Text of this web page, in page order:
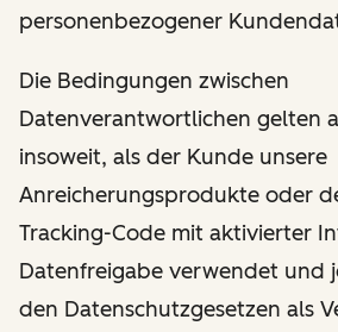
personenbezogener
Die Bedingungen zwischen
Datenverantwortlichen gelten
insoweit, als der Kunde unsere
Anreicherungsprodukte oder
Tracking-Code mit aktivierter
Datenfreigabe verwendet und
den Datenschutzgesetzen als